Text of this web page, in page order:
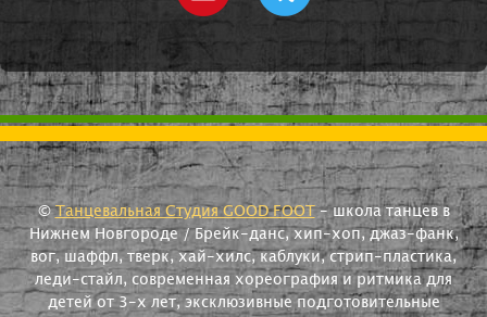
©Танцевальная Студия GOOD FOOT- школа танцев в
Нижнем Новгороде / Брейк-данс, хип-хоп, джаз-фанк,
вог, шаффл, тверк, хай-хилс, каблуки, стрип-пластика,
леди-стайл, современная хореография и ритмика для
детей от 3-х лет, эксклюзивные подготовительные